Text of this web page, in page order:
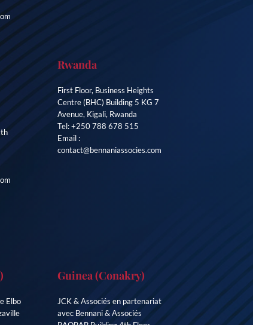
Rwanda
First Floor, Business Heights
Centre (BHC) Building 5 KG 7
Avenue, Kigali, Rwanda
Tel: +250 788 678 515
Email :
contact@bennaniassocies.com
Elbo
Guinea (Conakry)
JCK & Associés en partenariat
avec Bennani & Associés